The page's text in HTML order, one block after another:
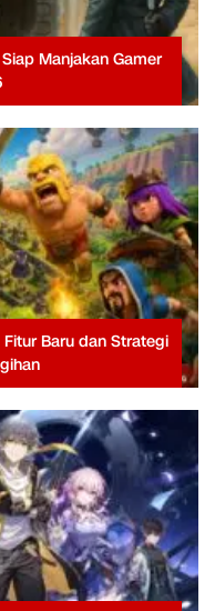
Manjakan Gamer
Baru dan Strategi